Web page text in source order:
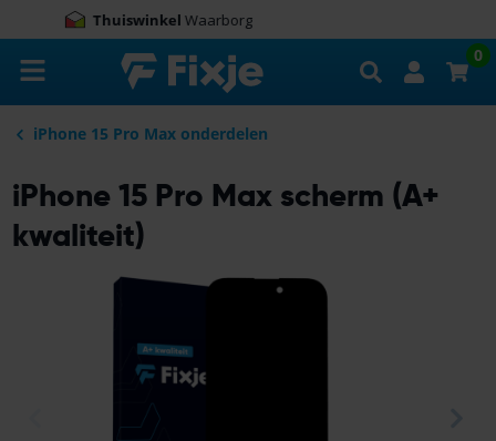
9.0
0
iPhone 15 Pro Max onderdelen
iPhone 15 Pro Max scherm (A+
kwaliteit)